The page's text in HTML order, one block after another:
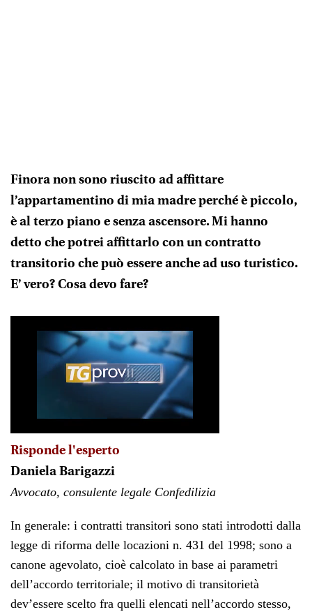
CINA
CHIAMA
PARMA
Finora non sono riuscito ad affittare
l’appartamentino di mia madre perché è piccolo,
è al terzo piano e senza ascensore. Mi hanno
detto che potrei affittarlo con un contratto
transitorio che può essere anche ad uso turistico.
E’ vero? Cosa devo fare?
Risponde l'esperto
Daniela Barigazzi
Avvocato, consulente legale Confedilizia
In generale: i contratti transitori sono stati introdotti dalla
legge di riforma delle locazioni n. 431 del 1998; sono a
canone agevolato, cioè calcolato in base ai parametri
dell’accordo territoriale; il motivo di transitorietà
dev’essere scelto fra quelli elencati nell’accordo stesso,